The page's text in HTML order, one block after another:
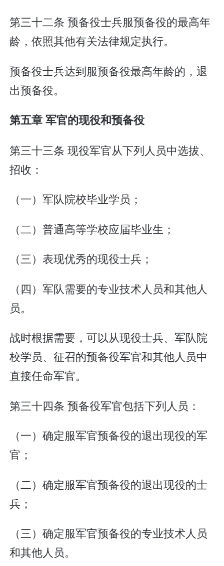
第三十二条 预备役士兵服预备役的最高年
龄，依照其他有关法律规定执行。
预备役士兵达到服预备役最高年龄的，退
出预备役。
第五章 军官的现役和预备役
第三十三条 现役军官从下列人员中选拔、
招收：
（一）军队院校毕业学员；
（二）普通高等学校应届毕业生；
（三）表现优秀的现役士兵；
（四）军队需要的专业技术人员和其他人
员。
战时根据需要，可以从现役士兵、军队院
校学员、征召的预备役军官和其他人员中
直接任命军官。
第三十四条 预备役军官包括下列人员：
（一）确定服军官预备役的退出现役的军
官；
（二）确定服军官预备役的退出现役的士
兵；
（三）确定服军官预备役的专业技术人员
和其他人员。